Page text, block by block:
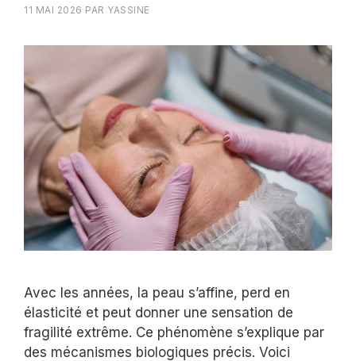
11 MAI 2026 PAR YASSINE
Avec les années, la peau s’affine, perd en
élasticité et peut donner une sensation de
fragilité extrême. Ce phénomène s’explique par
des mécanismes biologiques précis. Voici